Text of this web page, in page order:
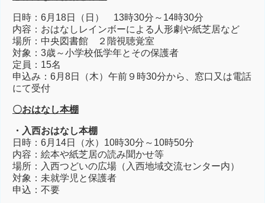
日時：6月18日（日） 13時30分～14時30分
内容：おはなしレインボーによる人形劇や紙芝居など
場所：中央図書館 ２階視聴覚室
対象：3歳～小学校低学年とその保護者
定員：15名
申込み：6月8日（木）午前９時30分から、窓口又は電話
にて受付
〇おはなし本棚
・入西おはなし本棚
日時：6月14日（水）10時30分～10時50分
内容：絵本や紙芝居の読み聞かせ等
場所：入西つどいの広場（入西地域交流センター内）
対象：未就学児と保護者
申込：不要